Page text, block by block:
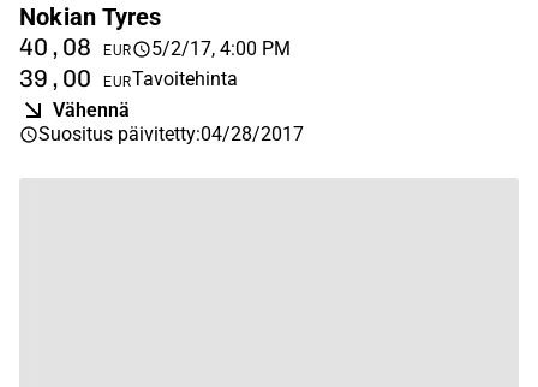
Nokian Tyres
40,08 EUR 5/2/17, 4:00 PM
39,00 EURTavoitehinta
Vähennä
Suositus päivitetty:04/28/2017